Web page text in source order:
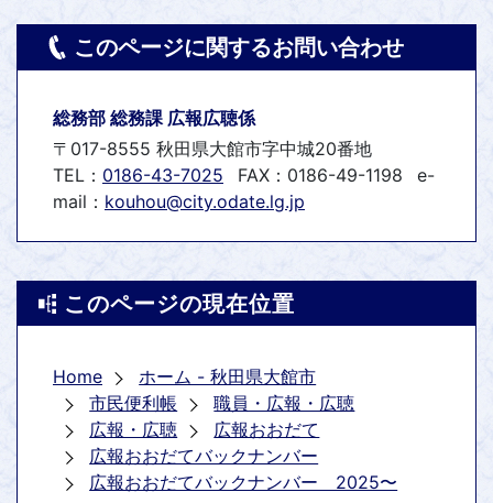
このページに関するお問い合わせ
総務部 総務課 広報広聴係
〒017-8555 秋田県大館市字中城20番地
TEL： 0186-43-7025 FAX：0186-49-1198
e-
mail： kouhou@city.odate.lg.jp
このページの現在位置
Home
ホーム - 秋田県大館市
市民便利帳
職員・広報・広聴
広報・広聴
広報おおだて
広報おおだてバックナンバー
広報おおだてバックナンバー 2025〜